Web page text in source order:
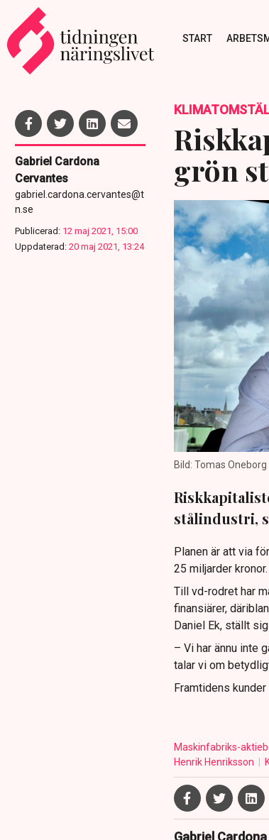
START
Gabriel Cardona
Cervantes
gabriel.cardona.cervantes@t
n.se
Publicerad: 12 maj 2021, 15:00
Uppdaterad: 20 maj 2021, 13:24
grön
Bild: Tomas
stålindustri,
Planen är att via
25 miljarder
Till vd-rodret har
finansiärer,
Daniel Ek, ställt
– Vi har ännu inte
talar vi om
Framtidens
Maskinfabriks-
Henrik Henriksson
Gabriel